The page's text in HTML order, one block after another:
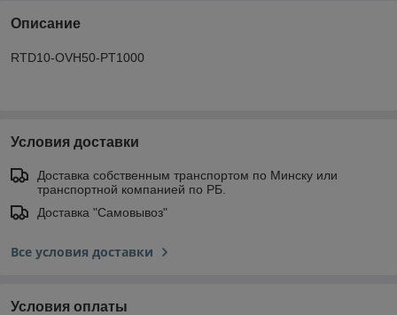
Описание
RTD10-OVH50-PT1000
Условия доставки
Доставка собственным транспортом по Минску или
транспортной компанией по РБ.
Доставка "Самовывоз"
Все условия доставки
Условия оплаты